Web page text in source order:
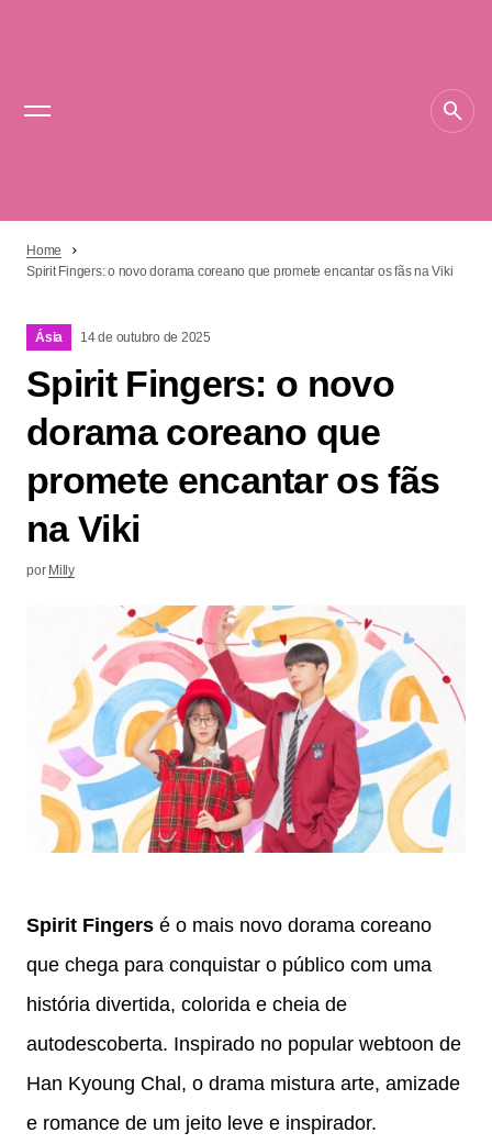
Home
Spirit Fingers: o novo dorama coreano que promete encantar os fãs na Viki
Ásia 14 de outubro de 2025
Spirit Fingers: o novo
dorama coreano que
promete encantar os fãs
na Viki
por Milly
Spirit Fingers é o mais novo dorama coreano
que chega para conquistar o público com uma
história divertida, colorida e cheia de
autodescoberta. Inspirado no popular webtoon de
Han Kyoung Chal, o drama mistura arte, amizade
e romance de um jeito leve e inspirador.